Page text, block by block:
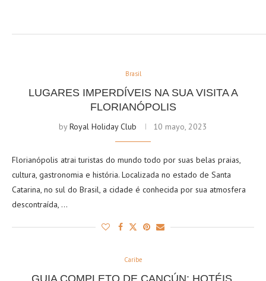
Brasil
LUGARES IMPERDÍVEIS NA SUA VISITA A
FLORIANÓPOLIS
byRoyal Holiday Club 10 mayo, 2023
Florianópolis atrai turistas do mundo todo por suas belas praias,
cultura, gastronomia e história. Localizada no estado de Santa
Catarina, no sul do Brasil, a cidade é conhecida por sua atmosfera
descontraída, …
Caribe
GUIA COMPLETO DE CANCÚN: HOTÉIS,